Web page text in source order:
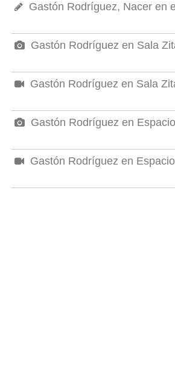
Gastón Rodríguez, Nacer en
Gastón Rodríguez en Sala
Gastón Rodríguez en Sala
Gastón Rodríguez en
Gastón Rodríguez en